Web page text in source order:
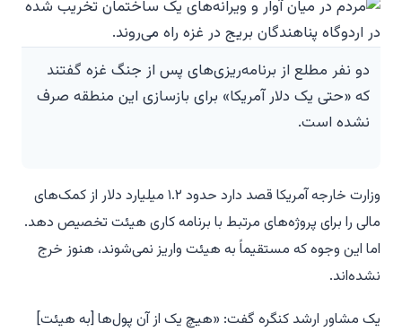
دو نفر مطلع از برنامه‌ریزی‌های پس از جنگ غزه گفتند
که «حتی یک دلار آمریکا» برای بازسازی این منطقه صرف
نشده است.
وزارت خارجه آمریکا قصد دارد حدود ۱.۲ میلیارد دلار از کمک‌های
مالی را برای پروژه‌های مرتبط با برنامه کاری هیئت تخصیص دهد.
اما این وجوه که مستقیماً به هیئت واریز نمی‌شوند، هنوز خرج
نشده‌اند.
یک مشاور ارشد کنگره گفت: «هیچ یک از آن پول‌ها [به هیئت]